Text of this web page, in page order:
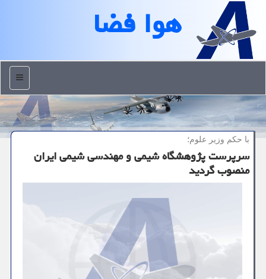
هوا فضا
منو
با حكم وزیر علوم؛
سرپرست پژوهشگاه شیمی و مهندسی شیمی ایران
منصوب گردید